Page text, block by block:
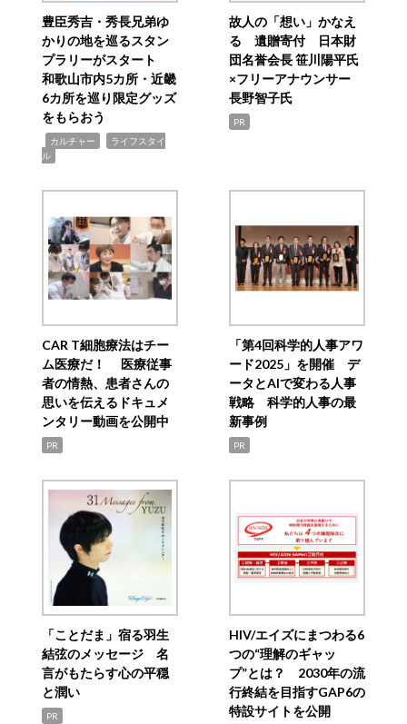
豊臣秀吉・秀長兄弟ゆ
かりの地を巡るスタン
プラリーがスタート
和歌山市内5カ所・近畿
6カ所を巡り限定グッズ
をもらおう
カルチャー
ライフスタイ
ル
故人の「想い」かなえ
る 遺贈寄付 日本財
団名誉会長 笹川陽平氏
×フリーアナウンサー
長野智子氏
PR
CAR T細胞療法はチー
ム医療だ！ 医療従事
者の情熱、患者さんの
思いを伝えるドキュメ
ンタリー動画を公開中
PR
「第4回科学的人事アワ
ード2025」を開催 デ
ータとAIで変わる人事
戦略 科学的人事の最
新事例
PR
「ことだま」宿る羽生
結弦のメッセージ 名
言がもたらす心の平穏
と潤い
PR
HIV/エイズにまつわる6
つの“理解のギャッ
プ”とは？ 2030年の流
行終結を目指すGAP6の
特設サイトを公開